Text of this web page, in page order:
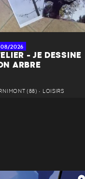
08/2026
- JE DESSINE
ARBRE
(88) • LOISIRS